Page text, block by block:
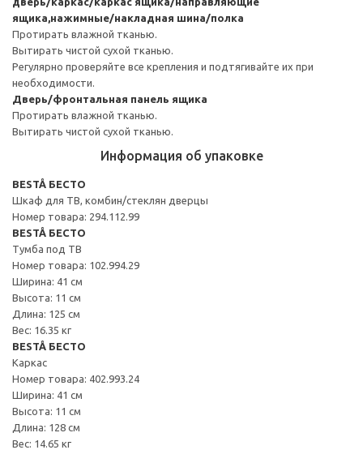
ящика,нажимные/накладная шина/полка
Протирать влажной тканью.
Вытирать чистой сухой тканью.
Регулярно проверяйте все крепления и подтягивайте их при
необходимости.
Дверь/фронтальная панель ящика
Протирать влажной тканью.
Вытирать чистой сухой тканью.
Информация об упаковке
BESTÅ БЕСТО
Шкаф для ТВ, комбин/стеклян дверцы
Номер товара: 294.112.99
BESTÅ БЕСТО
Тумба под ТВ
Номер товара: 102.994.29
Ширина: 41 см
Высота: 11 см
Длина: 125 см
Вес: 16.35 кг
BESTÅ БЕСТО
Каркас
Номер товара: 402.993.24
Ширина: 41 см
Высота: 11 см
Длина: 128 см
Вес: 14.65 кг